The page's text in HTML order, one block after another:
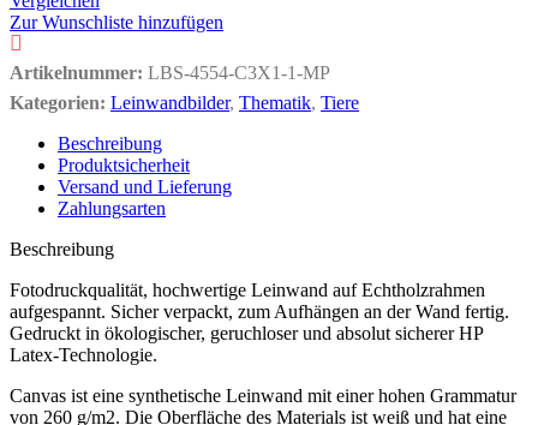
Zur Wunschliste hinzufügen
Artikelnummer: LBS-4554-C3X1-1-MP
Kategorien: Leinwandbilder, Thematik, Tiere
Beschreibung
Produktsicherheit
Versand und Lieferung
Zahlungsarten
Beschreibung
Fotodruckqualität, hochwertige Leinwand auf Echtholzrahmen
aufgespannt. Sicher verpackt, zum Aufhängen an der Wand fertig.
Gedruckt in ökologischer, geruchloser und absolut sicherer HP
Latex-Technologie.
Canvas ist eine synthetische Leinwand mit einer hohen Grammatur
von 260 g/m2. Die Oberfläche des Materials ist weiß und hat eine